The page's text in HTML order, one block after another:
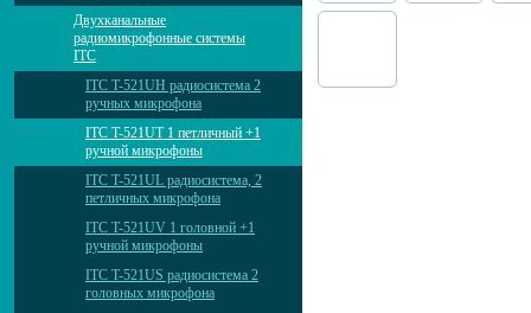
Двухканальные
радиомикрофонные системы
ITC
ITC T-521UH радиосистема 2
ручных микрофона
ITC T-521UT 1 петличный +1
ручной микрофоны
ITC T-521UL радиосистема, 2
петличных микрофона
ITC T-521UV 1 головной +1
ручной микрофоны
ITC T-521US радиосистема 2
головных микрофона